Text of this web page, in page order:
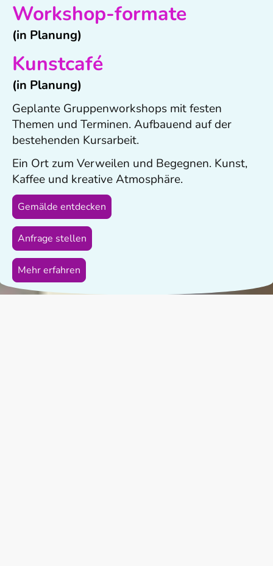
Workshop-formate
(in Planung)
Kunstcafé
(in Planung)
Geplante Gruppenworkshops mit festen
Themen und Terminen. Aufbauend auf der
bestehenden Kursarbeit.
Ein Ort zum Verweilen und Begegnen. Kunst,
Kaffee und kreative Atmosphäre.
Gemälde entdecken
Anfrage stellen
Mehr erfahren